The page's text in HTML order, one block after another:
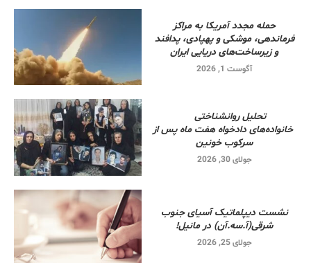
حمله مجدد آمریکا به مراکز
فرماندهی، موشکی و پهپادی، پدافند
و زیرساخت‌های دریایی ایران
آگوست 1, 2026
تحلیل روانشناختی
خانواده‌های دادخواه هفت ماه پس از
سرکوب خونین
جولای 30, 2026
نشست دیپلماتیک آسیای جنوب
شرقی‌(آ.سه.آن) در مانیل!
جولای 25, 2026